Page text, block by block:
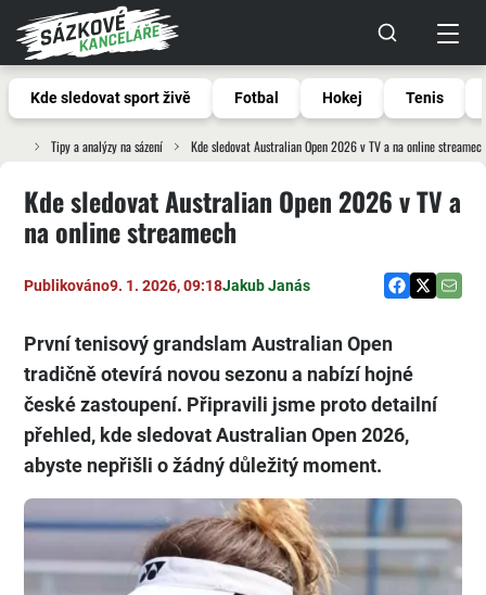
Kde sledovat sport živě Fotbal Hokej Tenis
Tipy a analýzy na sázení Kde sledovat Australian Open 2026 v TV a na online streamech
Kde sledovat Australian Open 2026 v TV a
na online streamech
Publikováno9. 1. 2026, 09:18Jakub Janás
První tenisový grandslam Australian Open
tradičně otevírá novou sezonu a nabízí hojné
české zastoupení. Připravili jsme proto detailní
přehled, kde sledovat Australian Open 2026,
abyste nepřišli o žádný důležitý moment.